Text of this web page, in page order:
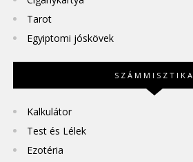
Tarot
Egyiptomi jóskövek
SZÁMMISZTIKA
Kalkulátor
Test és Lélek
Ezotéria